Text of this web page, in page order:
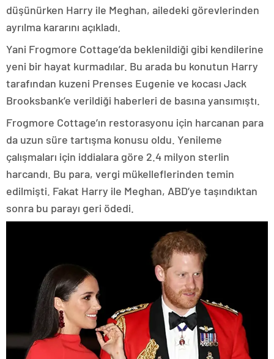
düşünürken Harry ile Meghan, ailedeki görevlerinden
ayrılma kararını açıkladı.
Yani Frogmore Cottage’da beklenildiği gibi kendilerine
yeni bir hayat kurmadılar. Bu arada bu konutun Harry
tarafından kuzeni Prenses Eugenie ve kocası Jack
Brooksbank’e verildiği haberleri de basına yansımıştı.
Frogmore Cottage’ın restorasyonu için harcanan para
da uzun süre tartışma konusu oldu. Yenileme
çalışmaları için iddialara göre 2.4 milyon sterlin
harcandı. Bu para, vergi mükelleflerinden temin
edilmişti. Fakat Harry ile Meghan, ABD’ye taşındıktan
sonra bu parayı geri ödedi.